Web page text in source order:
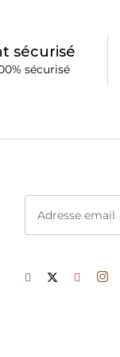
sécurisé
sécurisé